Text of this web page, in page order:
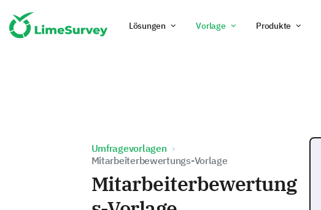
Lösungen Vorlage Produkte
Umfragevorlagen
Mitarbeiterbewertungs-Vorlage
Mitarbeiterbewertung